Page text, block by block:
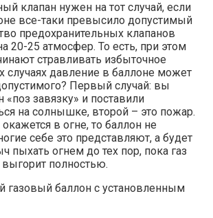
клапан нужен на тот случай, если
все-таки превысило допустимый
предохранительных клапанов
20-25 атмосфер. То есть, при этом
стравливать избыточное
случаях давление в баллоне может
Первый случай: вы
«поз завязку» и поставили
на солнышке, второй – это пожар.
в огне, то баллон не
себе это представляют, а будет
пыхать огнем до тех пор, пока газ
выгорит полностью.